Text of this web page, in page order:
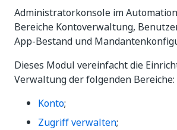
Administratorkonsole im
Bereiche Kontoverwaltung,
App-Bestand und
Dieses Modul vereinfacht die
Verwaltung der folgenden Bereiche:
Konto;
Zugriff verwalten;